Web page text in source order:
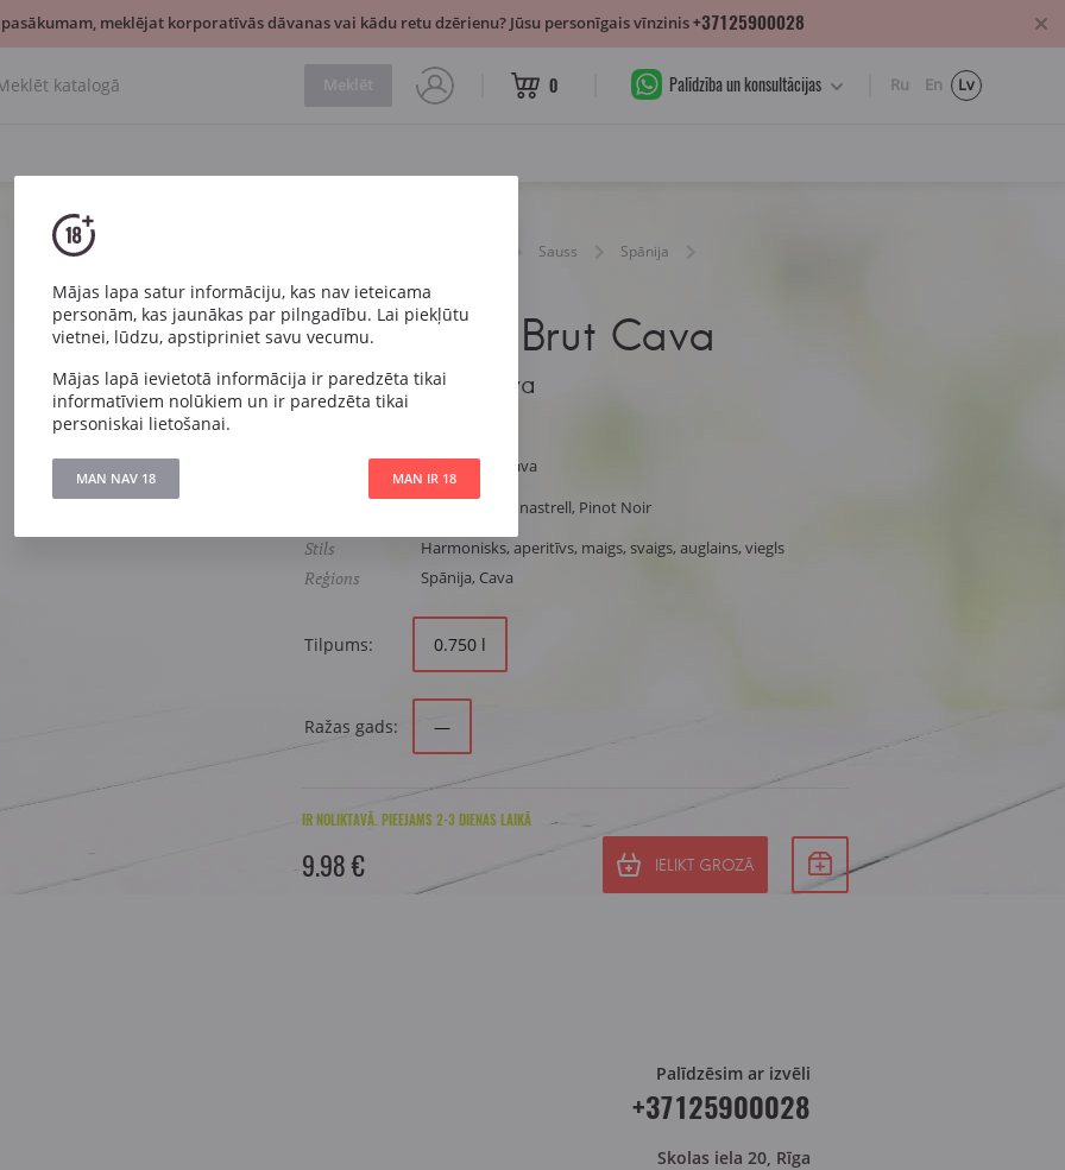
0 Palīdzība un konsultācijas Ru En Lv
Sauss
Spānija
Bach Rose Brut Cava
Bach Rose Brut Cava
Rozā Sauss Cava
Garnacha, Monastrell, Pinot Noir
Stils Harmonisks, aperitīvs, maigs, svaigs, auglains, viegls
Reģions Spānija, Cava
Tilpums: 0.750 l
Ražas gads: —
IR NOLIKTAVĀ. PIEEJAMS 2-3 DIENAS LAIKĀ
9.98 € IELIKT GROZĀ
Palīdzēsim ar izvēli
+37125900028
Skolas iela 20, Rīga
Mājas lapa satur informāciju, kas nav ieteicama
personām, kas jaunākas par pilngadību. Lai piekļūtu
vietnei, lūdzu, apstipriniet savu vecumu.
Mājas lapā ievietotā informācija ir paredzēta tikai
informatīviem nolūkiem un ir paredzēta tikai
personiskai lietošanai.
MAN NAV 18 MAN IR 18
meklējat korporatīvās dāvanas vai kādu retu dzērienu? Jūsu personīgais vīnzinis+37125900028